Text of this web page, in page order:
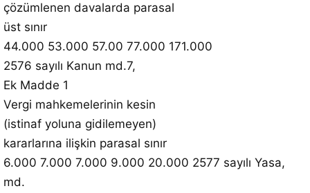
çözümlenen davalarda parasal
üst sınır
44.000 53.000 57.00 77.000 171.000
2576 sayılı Kanun md.7,
Ek Madde 1
Vergi mahkemelerinin kesin
(istinaf yoluna gidilemeyen)
kararlarına ilişkin parasal sınır
6.000 7.000 7.000 9.000 20.000 2577 sayılı Yasa,
md.